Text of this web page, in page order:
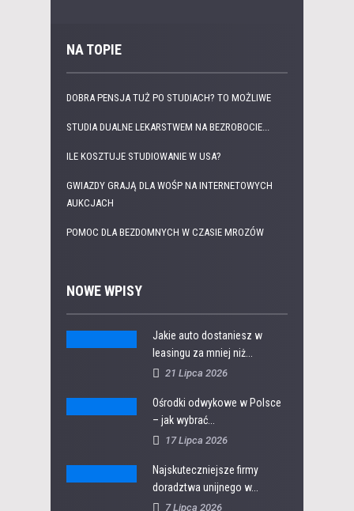
NA TOPIE
DOBRA PENSJA TUŻ PO STUDIACH? TO MOŻLIWE
STUDIA DUALNE LEKARSTWEM NA BEZROBOCIE...
ILE KOSZTUJE STUDIOWANIE W USA?
GWIAZDY GRAJĄ DLA WOŚP NA INTERNETOWYCH
AUKCJACH
POMOC DLA BEZDOMNYCH W CZASIE MROZÓW
NOWE WPISY
Jakie auto dostaniesz w
leasingu za mniej niż...
21 Lipca 2026
Ośrodki odwykowe w Polsce
– jak wybrać...
17 Lipca 2026
Najskuteczniejsze firmy
doradztwa unijnego w...
7 Lipca 2026